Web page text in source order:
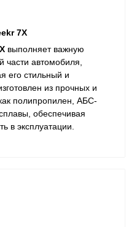
7X
выполняет важную
автомобиля,
его стильный и
из прочных и
полипропилен, АБС-
обеспечивая
в эксплуатации.